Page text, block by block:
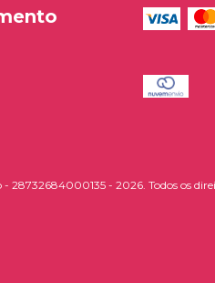
28732684000135 - 2026. Todos os